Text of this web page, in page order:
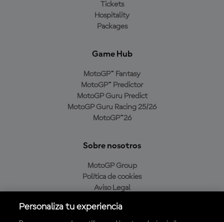
Tickets
Hospitality
Packages
Game Hub
MotoGP™ Fantasy
MotoGP™ Predictor
MotoGP Guru Predict
MotoGP Guru Racing 25/26
MotoGP™26
Sobre nosotros
MotoGP Group
Política de cookies
Aviso Legal
Política de compra
Personaliza tu experiencia